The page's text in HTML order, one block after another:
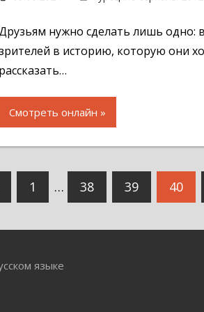
нужно сделать лишь одно:
в историю, которую они
рассказать…
Смотреть онлайн
1 … 38 39 40
языке